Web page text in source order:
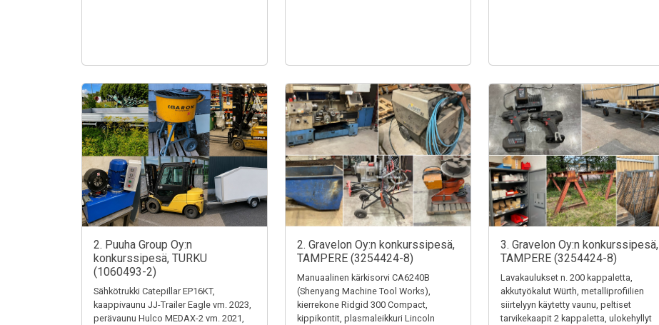
2. Puuha Group Oy:n
konkurssipesä, TURKU
(1060493-2)
Sähkötrukki Catepillar EP16KT,
kaappivaunu JJ-Trailer Eagle vm. 2023,
perävaunu Hulco MEDAX-2 vm. 2021,
2. Gravelon Oy:n konkurssipesä,
TAMPERE (3254424-8)
Manuaalinen kärkisorvi CA6240B
(Shenyang Machine Tool Works),
kierrekone Ridgid 300 Compact,
kippikontit, plasmaleikkuri Lincoln
3. Gravelon Oy:n konkurssipesä,
TAMPERE (3254424-8)
Lavakaulukset n. 200 kappaletta,
akkutyökalut Würth, metalliprofiilien
siirtelyyn käytetty vaunu, peltiset
tarvikekaapit 2 kappaletta, ulokehyllyt